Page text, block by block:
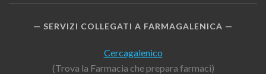
SERVIZI COLLEGATI A FARMAGALENICA
Cercagalenico
(Trova la Farmacia che prepara farmaci)